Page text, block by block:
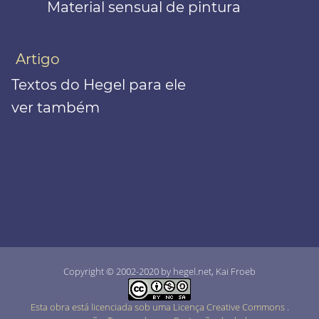
Material sensual de pintura
Artigo
Textos do Hegel para ele
ver também
Copyright © 2002-2020 by hegel.net, Kai Froeb
Esta obra está licenciada sob uma Licença Creative Commons .